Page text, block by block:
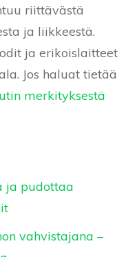
riittävästä
ja liikkeestä.
ja erikoislaitteet
Jos haluat tietää
merkityksestä
ja pudottaa
vahvistajana –